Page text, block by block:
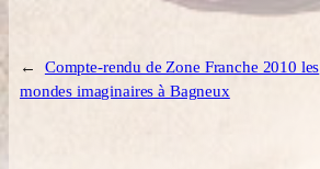
←
Compte-rendu de Zone Franche 2010 les
mondes imaginaires à Bagneux